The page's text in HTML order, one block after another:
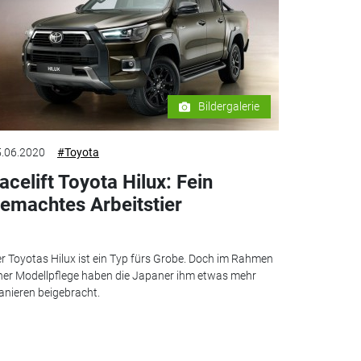
Bildergalerie
#Toyota
Toyota Hilux: Fein
Arbeitstier
Toyotas Hilux ist ein Typ fürs Grobe. Doch im Rahmen
Modellpflege haben die Japaner ihm etwas mehr
beigebracht.